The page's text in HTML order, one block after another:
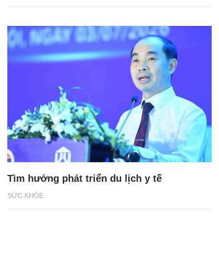
SỨC KHỎE
Tìm hướng phát triển du lịch y tế